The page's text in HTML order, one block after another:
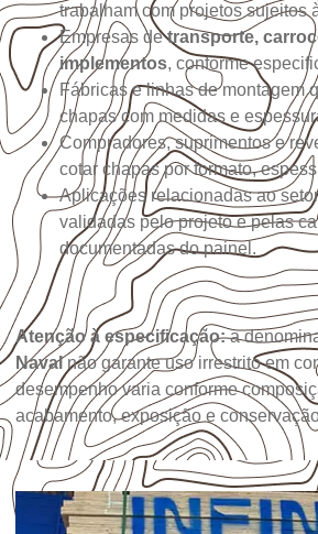
trabalham com projetos sujeitos
Empresas detransporte,
implementos, conforme
Fábricas e linhas de montagem
chapas com medidas e
Compradores, suprimentos e
cotar chapas por formato,
Aplicações relacionadas ao
validadas pelo projeto e pelas
documentadas do painel.
Atenção à especificação:a
Navalnão garante uso irrestrito em
desempenho varia conforme
acabamento, exposição e